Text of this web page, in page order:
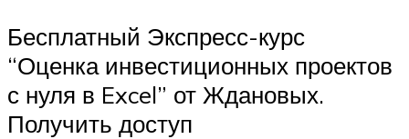
Бесплатный Экспресс-курс
“Оценка инвестиционных проектов
с нуля в Excel” от Ждановых.
Получить доступ